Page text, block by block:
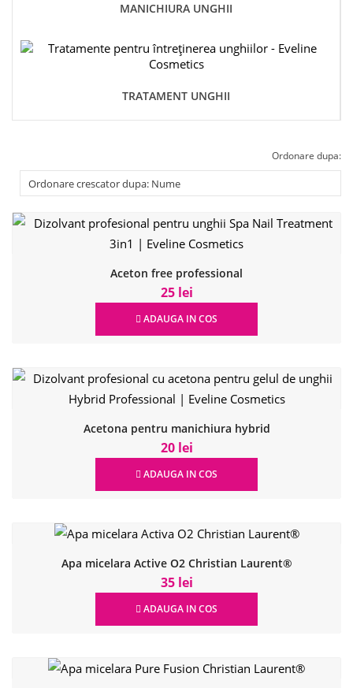
MANICHIURA UNGHII
TRATAMENT UNGHII
Ordonare dupa:
Aceton free professional
25 lei
ADAUGA IN COS
Acetona pentru manichiura hybrid
20 lei
ADAUGA IN COS
Apa micelara Active O2 Christian Laurent®
35 lei
ADAUGA IN COS